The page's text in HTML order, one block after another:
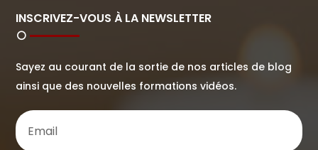
INSCRIVEZ-VOUS À LA NEWSLETTER
Sayez au courant de la sortie de nos articles de blog
ainsi que des nouvelles formations vidéos.